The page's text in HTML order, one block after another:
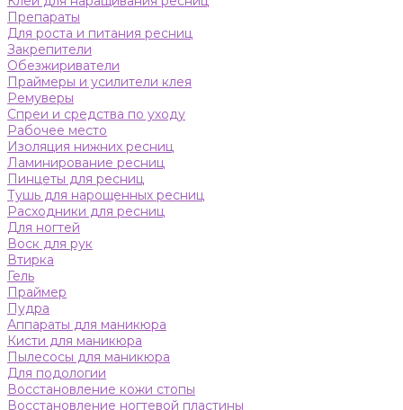
Препараты
Для роста и питания ресниц
Закрепители
Обезжириватели
Праймеры и усилители клея
Ремуверы
Спреи и средства по уходу
Рабочее место
Изоляция нижних ресниц
Ламинирование ресниц
Пинцеты для ресниц
Тушь для нарощенных ресниц
Расходники для ресниц
Для ногтей
Воск для рук
Втирка
Гель
Праймер
Пудра
Аппараты для маникюра
Кисти для маникюра
Пылесосы для маникюра
Для подологии
Восстановление кожи стопы
Восстановление ногтевой пластины